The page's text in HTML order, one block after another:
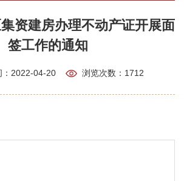
资建房办理不动产证开展面
签工作的通知
：2022-04-20 浏览次数： 1712